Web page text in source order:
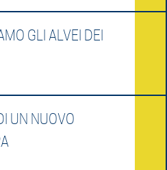
GLI ALVEI DEI
UN NUOVO